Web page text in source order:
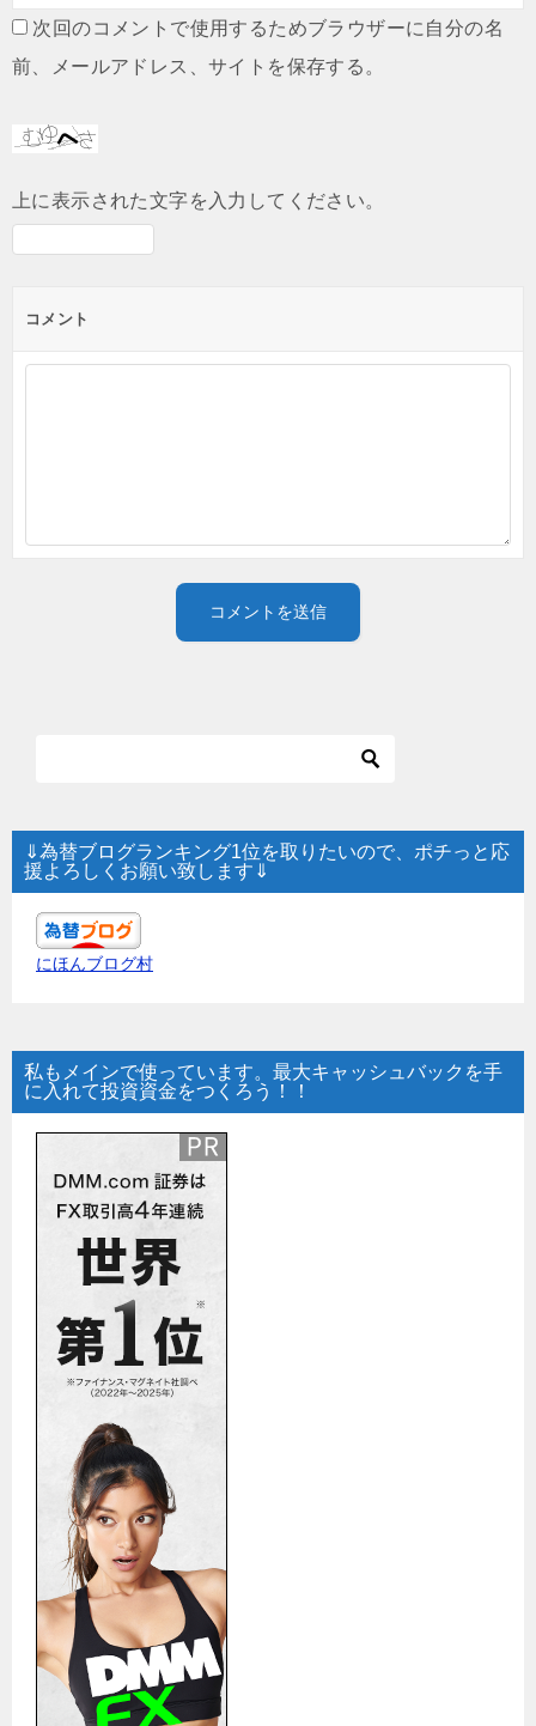
次回のコメントで使用するためブラウザーに自分の名
前、メールアドレス、サイトを保存する。
上に表示された文字を入力してください。
コメント
⇓為替ブログランキング1位を取りたいので、ポチっと応
援よろしくお願い致します⇓
にほんブログ村
私もメインで使っています。最大キャッシュバックを手
に入れて投資資金をつくろう！！